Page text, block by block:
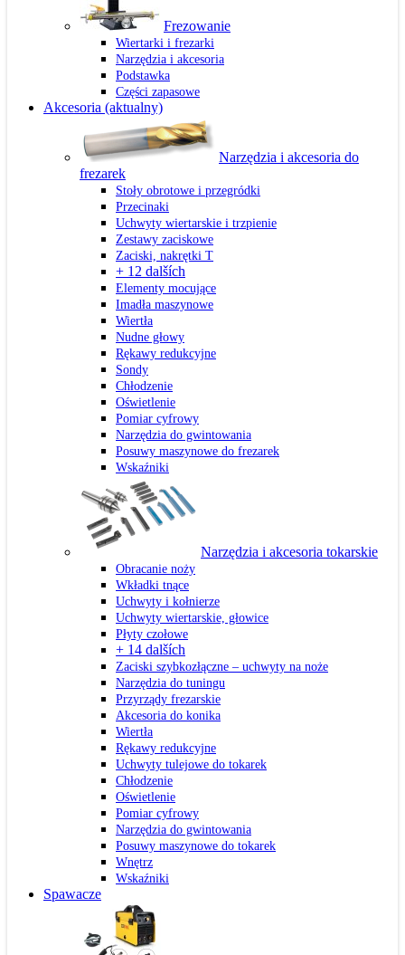
Frezowanie
Wiertarki i frezarki
Narzędzia i akcesoria
Podstawka
Części zapasowe
Akcesoria (aktualny)
Narzędzia i akcesoria do
frezarek
Stoły obrotowe i przegródki
Przecinaki
Uchwyty wiertarskie i trzpienie
Zestawy zaciskowe
Zaciski, nakrętki T
+ 12 dalších
Elementy mocujące
Imadła maszynowe
Wiertła
Nudne głowy
Rękawy redukcyjne
Sondy
Chłodzenie
Oświetlenie
Pomiar cyfrowy
Narzędzia do gwintowania
Posuwy maszynowe do frezarek
Wskaźniki
Narzędzia i akcesoria tokarskie
Obracanie noży
Wkładki tnące
Uchwyty i kołnierze
Uchwyty wiertarskie, głowice
Płyty czołowe
+ 14 dalších
Zaciski szybkozłączne – uchwyty na noże
Narzędzia do tuningu
Przyrządy frezarskie
Akcesoria do konika
Wiertła
Rękawy redukcyjne
Uchwyty tulejowe do tokarek
Chłodzenie
Oświetlenie
Pomiar cyfrowy
Narzędzia do gwintowania
Posuwy maszynowe do tokarek
Wnętrz
Wskaźniki
Spawacze